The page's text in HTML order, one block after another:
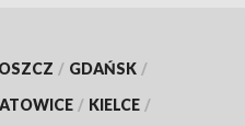
/ GDAŃSK /
/ KIELCE /